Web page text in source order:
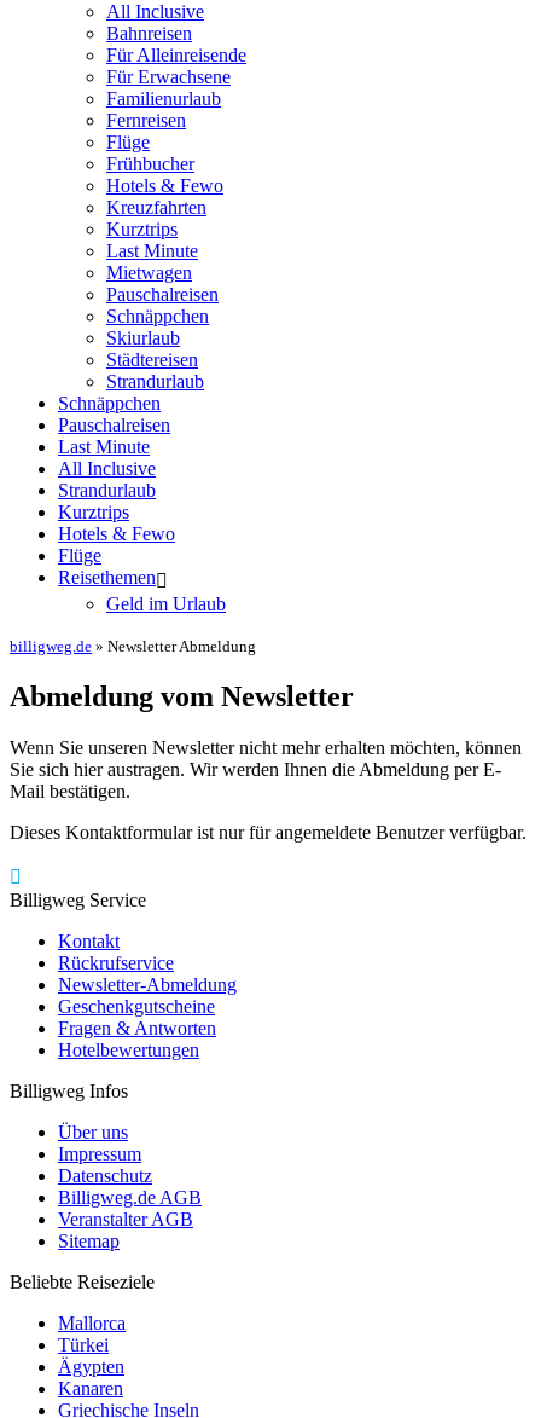
All Inclusive
Bahnreisen
Für Alleinreisende
Für Erwachsene
Familienurlaub
Fernreisen
Flüge
Frühbucher
Hotels & Fewo
Kreuzfahrten
Kurztrips
Last Minute
Mietwagen
Pauschalreisen
Schnäppchen
Skiurlaub
Städtereisen
Strandurlaub
Schnäppchen
Pauschalreisen
Last Minute
All Inclusive
Strandurlaub
Kurztrips
Hotels & Fewo
Flüge
Reisethemen
Geld im Urlaub
billigweg.de » Newsletter Abmeldung
Abmeldung vom Newsletter
Wenn Sie unseren Newsletter nicht mehr erhalten möchten, können
Sie sich hier austragen. Wir werden Ihnen die Abmeldung per E-
Mail bestätigen.
Dieses Kontaktformular ist nur für angemeldete Benutzer verfügbar.
Billigweg Service
Kontakt
Rückrufservice
Newsletter-Abmeldung
Geschenkgutscheine
Fragen & Antworten
Hotelbewertungen
Billigweg Infos
Über uns
Impressum
Datenschutz
Billigweg.de AGB
Veranstalter AGB
Sitemap
Beliebte Reiseziele
Mallorca
Türkei
Ägypten
Kanaren
Griechische Inseln